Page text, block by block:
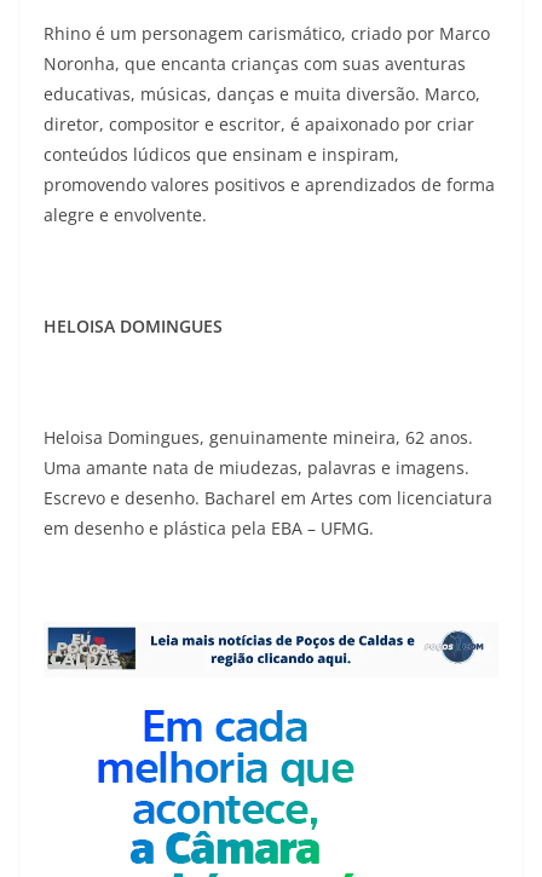
Rhino é um personagem carismático, criado por Marco
Noronha, que encanta crianças com suas aventuras
educativas, músicas, danças e muita diversão. Marco,
diretor, compositor e escritor, é apaixonado por criar
conteúdos lúdicos que ensinam e inspiram,
promovendo valores positivos e aprendizados de forma
alegre e envolvente.
HELOISA DOMINGUES
Heloisa Domingues, genuinamente mineira, 62 anos.
Uma amante nata de miudezas, palavras e imagens.
Escrevo e desenho. Bacharel em Artes com licenciatura
em desenho e plástica pela EBA – UFMG.